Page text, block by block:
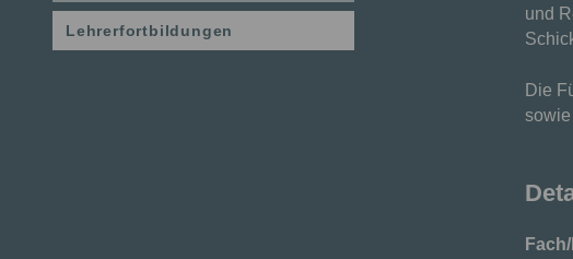
und
Die
Lehrerfortbildungen